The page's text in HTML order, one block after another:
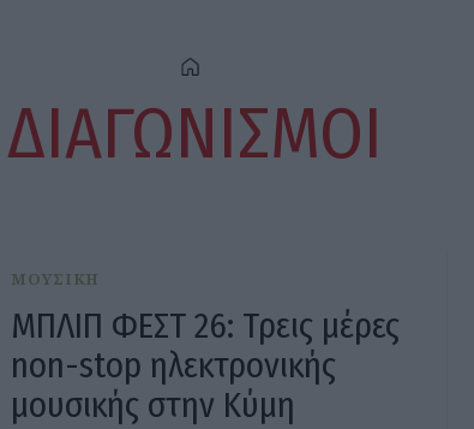
ΔΙΑΓΩΝΙΣΜΟΙ
ΜΟΥΣΙΚΗ
ΜΠΛΙΠ ΦΕΣΤ 26: Τρεις μέρες
non-stop ηλεκτρονικής
μουσικής στην Κύμη